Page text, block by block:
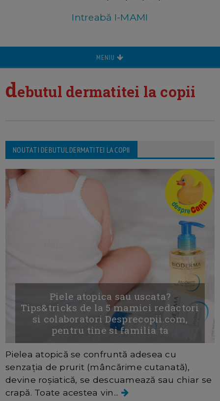
Intreabă I-MAMI
MENIU
debutul dermatitei la copii
NOUTATI DEBUTUL DERMATITEI LA COPII
Piele atopica sau uscata?
Tips&tricks de la 5 mamici redactori
si colaboratori Desprecopii.com,
pentru tine si familia ta
Pielea atopică se confruntă adesea cu
senzația de prurit (mâncărime cutanată),
devine roșiatică, se descuamează sau chiar se
crapă. Toate acestea vin...